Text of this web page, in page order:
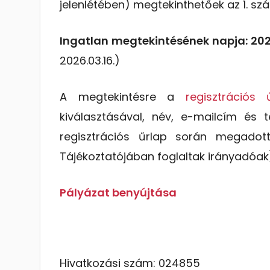
jelenlétében) megtekinthetőek az 1.
Ingatlan megtekintésének napja:
2026.03.16.)
A megtekintésre a regisztrációs
kiválasztásával, név, e-mailcím és
regisztrációs űrlap során
Tájékoztatójában foglaltak
Pályázat benyújtása
Hivatkozási szám: 024855